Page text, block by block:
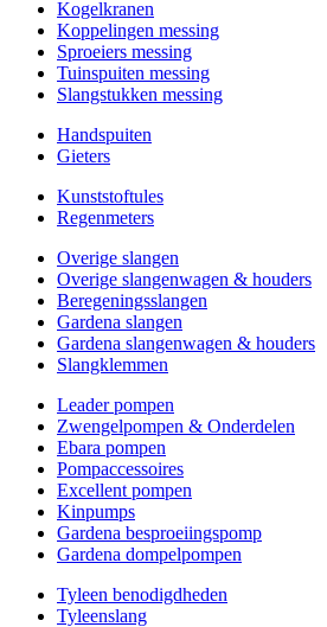
Kogelkranen
Koppelingen messing
Sproeiers messing
Tuinspuiten messing
Slangstukken messing
Handspuiten
Gieters
Kunststoftules
Regenmeters
Overige slangen
Overige slangenwagen & houders
Beregeningsslangen
Gardena slangen
Gardena slangenwagen & houders
Slangklemmen
Leader pompen
Zwengelpompen & Onderdelen
Ebara pompen
Pompaccessoires
Excellent pompen
Kinpumps
Gardena besproeiingspomp
Gardena dompelpompen
Tyleen benodigdheden
Tyleenslang